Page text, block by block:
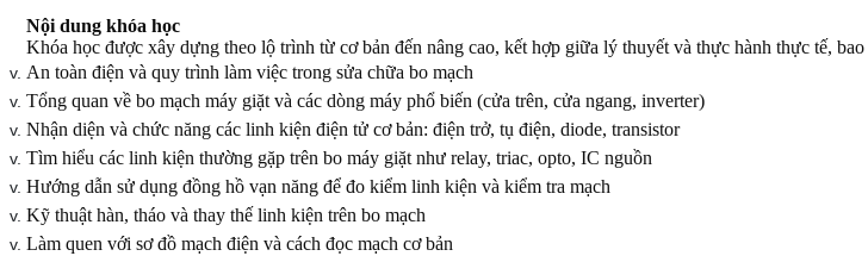
Nội dung khóa học
Khóa học được xây dựng theo lộ trình từ cơ bản đến nâng cao, kết hợp giữa lý thuyết và thực hành thực tế,
An toàn điện và quy trình làm việc trong sửa chữa bo mạch
Tổng quan về bo mạch máy giặt và các dòng máy phổ biến (cửa trên, cửa ngang, inverter)
Nhận diện và chức năng các linh kiện điện tử cơ bản: điện trở, tụ điện, diode, transistor
Tìm hiểu các linh kiện thường gặp trên bo máy giặt như relay, triac, opto, IC nguồn
Hướng dẫn sử dụng đồng hồ vạn năng để đo kiểm linh kiện và kiểm tra mạch
Kỹ thuật hàn, tháo và thay thế linh kiện trên bo mạch
Làm quen với sơ đồ mạch điện và cách đọc mạch cơ bản